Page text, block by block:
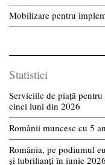
Mobilizare pentru
Statistici
Serviciile de piață
cinci luni din 2026
Românii muncesc cu 5
România, pe podiumul
și lubrifianți în iunie 2026